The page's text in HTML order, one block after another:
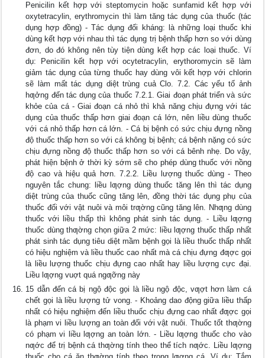
Penicilin kết hợp với steptomycin hoặc sunfamid kết hợp với
oxytetracylin, erythromycin thì làm tăng tác dụng của thuốc (tác
dụng hợp đồng) - Tác dụng đối kháng: là những loại thuốc khi
dùng kết hợp với nhau thì tác dụng trị bệnh thấp hơn so với dùng
đơn, do đó không nên tùy tiện dùng kết hợp các loại thuốc. Ví
dụ: Penicilin kết hợp với ocytetracylin, erythoromycin sẽ làm
giảm tác dụng của từng thuốc hay dùng vôi kết hợp với chlorin
sẽ làm mất tác dụng diệt trùng cuả Clo. 7.2. Các yếu tố ảnh
hƣởng đến tác dụng của thuốc 7.2.1. Giai đoạn phát triển và sức
khỏe của cá - Giai đoạn cá nhỏ thì khả năng chịu đựng với tác
dụng của thuốc thấp hơn giai đoạn cá lớn, nên liều dùng thuốc
với cá nhỏ thấp hơn cá lớn. - Cá bị bệnh có sức chịu đựng nồng
độ thuốc thấp hơn so với cá không bị bệnh; cá bệnh nặng có sức
chịu đựng nồng độ thuốc thấp hơn so với cá bênh nhẹ. Do vậy,
phát hiện bệnh ở thời kỳ sớm sẽ cho phép dùng thuốc với nồng
độ cao và hiệu quả hơn. 7.2.2. Liều lượng thuốc dùng - Theo
nguyên tắc chung: liều lƣợng dùng thuốc tăng lên thì tác dụng
diệt trùng của thuốc cũng tăng lên, đồng thời tác dụng phụ của
thuốc đối với vật nuôi và môi trƣờng cũng tăng lên. Nhƣng dùng
thuốc với liều thấp thì không phát sinh tác dụng. - Liều lƣợng
thuốc dùng thƣờng chọn giữa 2 mức: liều lƣợng thuốc thấp nhất
phát sinh tác dụng tiêu diệt mầm bệnh gọi là liều thuốc thấp nhất
có hiệu nghiệm và liều thuốc cao nhất mà cá chịu đựng đƣợc gọi
là liều lượng thuốc chịu đựng cao nhất hay liều lượng cực đại.
Liều lƣợng vuợt quá ngƣỡng này
15 dẫn đến cá bị ngộ độc gọi là liều ngộ độc, vƣợt hơn làm cá
chết gọi là liều lượng tử vong. - Khoảng dao động giữa liều thấp
nhất có hiệu nghiệm đến liều thuốc chịu đựng cao nhất đƣợc gọi
là phạm vi liều lượng an toàn đối với vật nuôi. Thuốc tốt thƣờng
có phạm vi liều lƣợng an toàn lớn. - Liều lƣợng thuốc cho vào
nƣớc để trị bệnh cá thƣờng tính theo thể tích nƣớc. Liều lƣợng